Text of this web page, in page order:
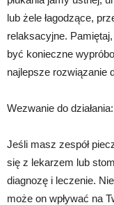
lub żele łagodzące,
relaksacyjne.
być konieczne
najlepsze rozwiązanie
Wezwanie do działania:
Jeśli masz zespół
się z lekarzem lub
diagnozę i leczenie.
może on wpływać na